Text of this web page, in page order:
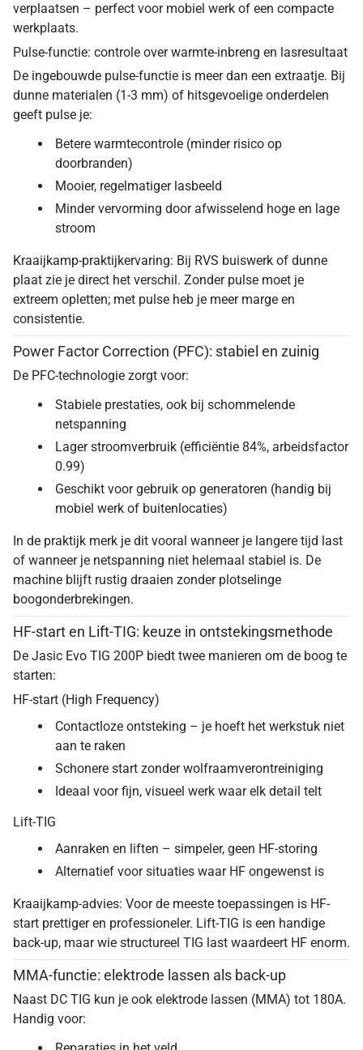
verplaatsen – perfect voor mobiel werk of een compacte
werkplaats.
Pulse-functie: controle over warmte-inbreng en lasresultaat
De ingebouwde pulse-functie is meer dan een extraatje. Bij
dunne materialen (1-3 mm) of hitsgevoelige onderdelen
geeft pulse je:
Betere warmtecontrole (minder risico op
doorbranden)
Mooier, regelmatiger lasbeeld
Minder vervorming door afwisselend hoge en lage
stroom
Kraaijkamp-praktijkervaring: Bij RVS buiswerk of dunne
plaat zie je direct het verschil. Zonder pulse moet je
extreem opletten; met pulse heb je meer marge en
consistentie.
Power Factor Correction (PFC): stabiel en zuinig
De PFC-technologie zorgt voor:
Stabiele prestaties, ook bij schommelende
netspanning
Lager stroomverbruik (efficiëntie 84%, arbeidsfactor
0.99)
Geschikt voor gebruik op generatoren (handig bij
mobiel werk of buitenlocaties)
In de praktijk merk je dit vooral wanneer je langere tijd last
of wanneer je netspanning niet helemaal stabiel is. De
machine blijft rustig draaien zonder plotselinge
boogonderbrekingen.
HF-start en Lift-TIG: keuze in ontstekingsmethode
De Jasic Evo TIG 200P biedt twee manieren om de boog te
starten:
HF-start (High Frequency)
Contactloze ontsteking – je hoeft het werkstuk niet
aan te raken
Schonere start zonder wolfraamverontreiniging
Ideaal voor fijn, visueel werk waar elk detail telt
Lift-TIG
Aanraken en liften – simpeler, geen HF-storing
Alternatief voor situaties waar HF ongewenst is
Kraaijkamp-advies: Voor de meeste toepassingen is HF-
start prettiger en professioneler. Lift-TIG is een handige
back-up, maar wie structureel TIG last waardeert HF enorm.
MMA-functie: elektrode lassen als back-up
Naast DC TIG kun je ook elektrode lassen (MMA) tot 180A.
Handig voor: